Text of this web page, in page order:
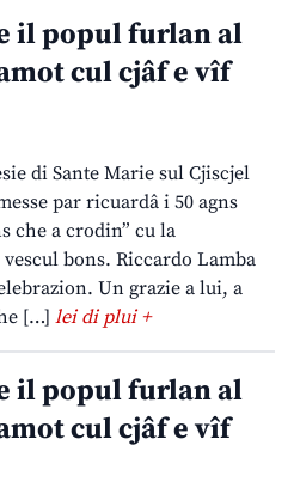
il popul furlan al
cul cjâf e vîf
di Sante Marie sul Cjiscjel
par ricuardâ i 50 agns
che a crodin” cu la
bons. Riccardo Lamba
Un grazie a lui, a
[…] lei di plui +
il popul furlan al
cul cjâf e vîf